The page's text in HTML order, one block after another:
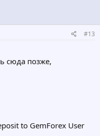
#13
сюда позже,
to GemForex User